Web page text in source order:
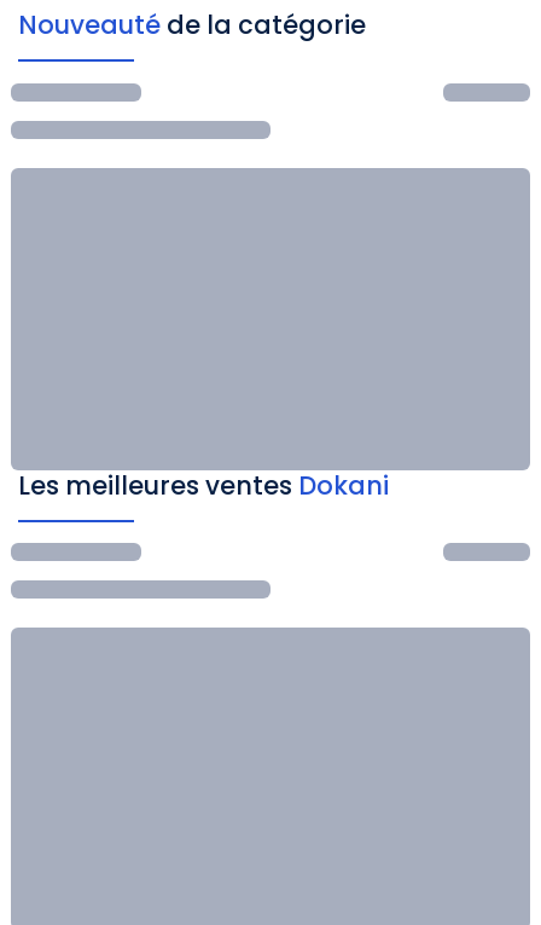
Nouveauté de la catégorie
Les meilleures ventes Dokani